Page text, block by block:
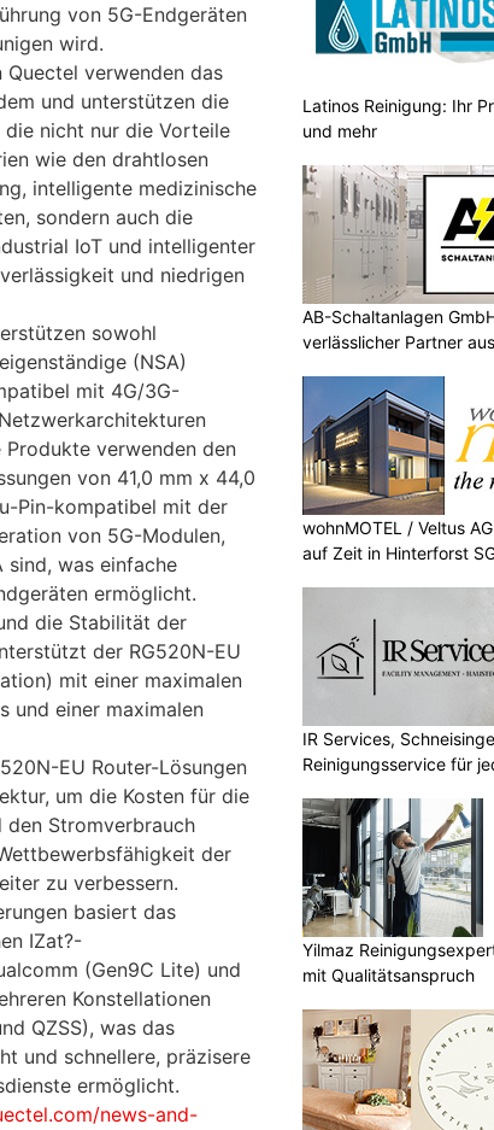
von 5G-Endgeräten
wird.
Quectel verwenden das
und unterstützen die
die nicht nur die Vorteile
wie den drahtlosen
intelligente medizinische
sondern auch die
IoT und intelligenter
und niedrigen
sowohl
(NSA)
mit 4G/3G-
verwenden den
von 41,0 mm x 44,0
Pin-kompatibel mit der
von 5G-Modulen,
sind, was einfache
ermöglicht.
die Stabilität der
der RG520N-EU
mit einer maximalen
und einer maximalen
EU Router-Lösungen
um die Kosten für die
den Stromverbrauch
der
zu verbessern.
basiert das
IZat?-
(Gen9C Lite) und
Konstellationen
QZSS), was das
und schnellere, präzisere
ermöglicht.
news-and-
Latinos Reinigung: Ihr
und mehr
AB-Schaltanlagen
verlässlicher Partner
wohnMOTEL / Veltus
auf Zeit in Hinterforst
IR Services,
Reinigungsservice für
Yilmaz
mit Qualitätsanspruch